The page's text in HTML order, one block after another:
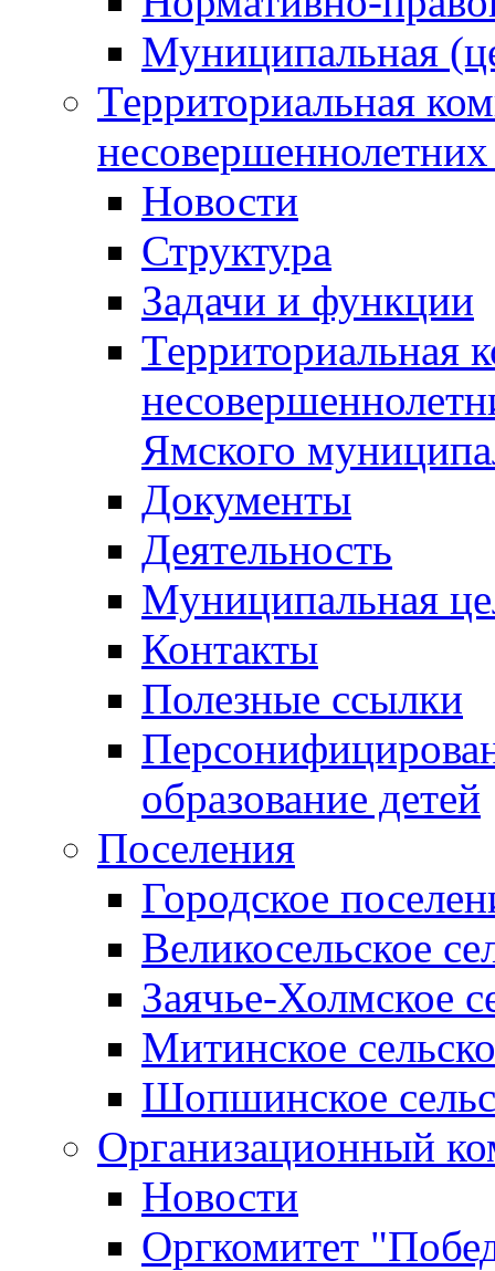
Муниципальная
Территориальная
Новости
Структура
Задачи и функции
Территориальная
Ямского
Документы
Деятельность
Муниципальная
Контакты
Полезные ссылки
образование детей
Поселения
Городское
Великосельское
Заячье-Холмское
Митинское
Шопшинское
Организационный
Новости
Оргкомитет